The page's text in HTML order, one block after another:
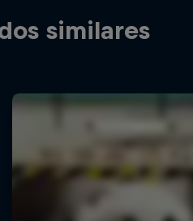
similares